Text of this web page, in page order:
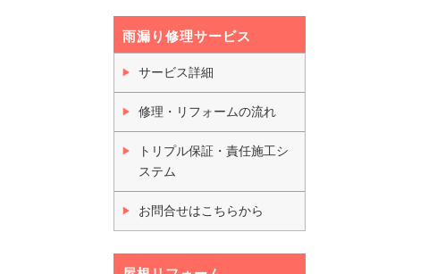
雨漏り修理サービス
サービス詳細
修理・リフォームの流れ
トリプル保証・責任施工シ
ステム
お問合せはこちらから